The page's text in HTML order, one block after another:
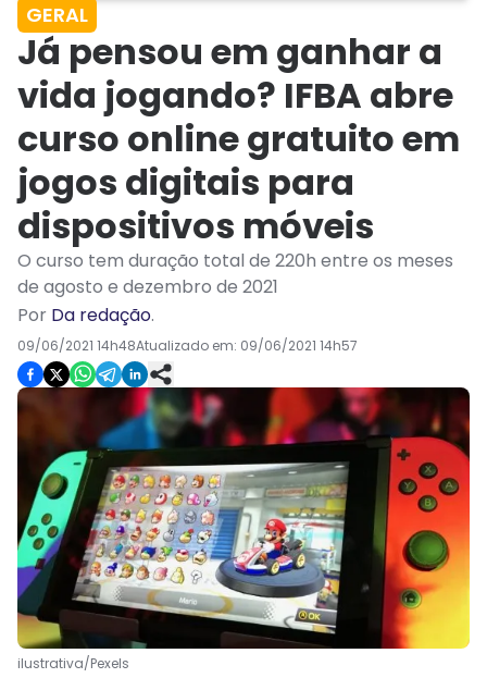
GERAL
Já pensou em ganhar a
vida jogando? IFBA abre
curso online gratuito em
jogos digitais para
dispositivos móveis
O curso tem duração total de 220h entre os meses
de agosto e dezembro de 2021
Por Da redação.
09/06/2021 14h48Atualizado em: 09/06/2021 14h57
ilustrativa/Pexels